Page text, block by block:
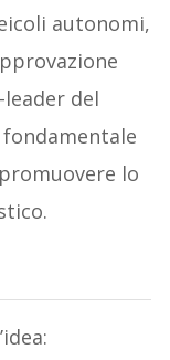
autonomi,
del
lo